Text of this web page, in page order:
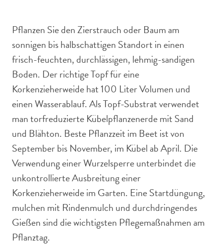
Pflanzen Sie den Zierstrauch oder Baum am
sonnigen bis halbschattigen Standort in einen
frisch-feuchten, durchlässigen, lehmig-sandigen
Boden. Der richtige Topf für eine
Korkenzieherweide hat 100 Liter Volumen und
einen Wasserablauf. Als Topf-Substrat verwendet
man torfreduzierte Kübelpflanzenerde mit Sand
und Blähton. Beste Pflanzzeit im Beet ist von
September bis November, im Kübel ab April. Die
Verwendung einer Wurzelsperre unterbindet die
unkontrollierte Ausbreitung einer
Korkenzieherweide im Garten. Eine Startdüngung,
mulchen mit Rindenmulch und durchdringendes
Gießen sind die wichtigsten Pflegemaßnahmen am
Pflanztag.